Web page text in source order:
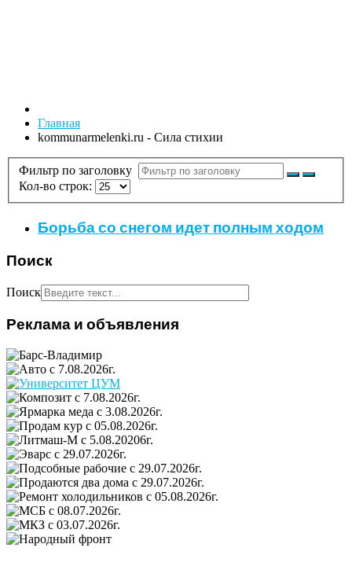
Главная
kommunarmelenki.ru - Сила стихии
Фильтр по заголовку
Кол-во строк:
Борьба со снегом идет полным ходом
Поиск
Поиск
Реклама и объявления